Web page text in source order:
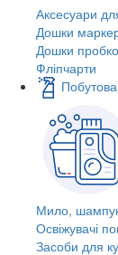
Аксесуари
Дошки
Дошки
Фліпчарти
Мило,
Освіжувачі
Засоби для